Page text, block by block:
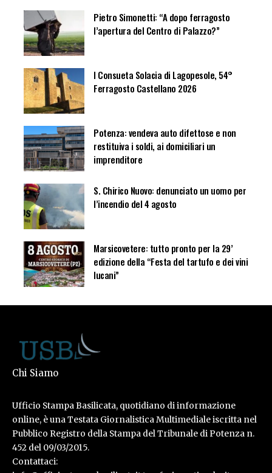
Pietro Simonetti: “A dopo ferragosto
l’apertura del Centro di Palazzo?”
I Consueta Solacia di Lagopesole, 54°
Ferragosto Castellano 2026
Potenza: vendeva auto difettose e non
restituiva i soldi, ai domiciliari un
imprenditore
S. Chirico Nuovo: denunciato un uomo per
l’incendio del 4 agosto
Marsicovetere: tutto pronto per la 29’
edizione della “Festa del tartufo e dei vini
lucani”
Chi Siamo
Ufficio Stampa Basilicata, quotidiano di informazione
online, è una Testata Giornalistica Multimediale iscritta nel
Pubblico Registro della Stampa del Tribunale di Potenza n.
452 del 09/03/2015.
Contattaci: